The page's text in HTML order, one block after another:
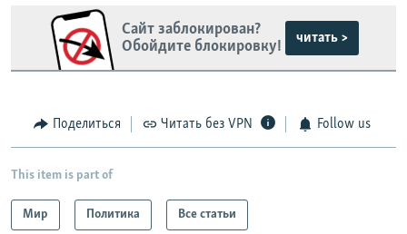
Сайт заблокирован?
Обойдите блокировку!
читать >
Поделиться Читать без VPN Follow us
This item is part of
Мир Политика Все статьи